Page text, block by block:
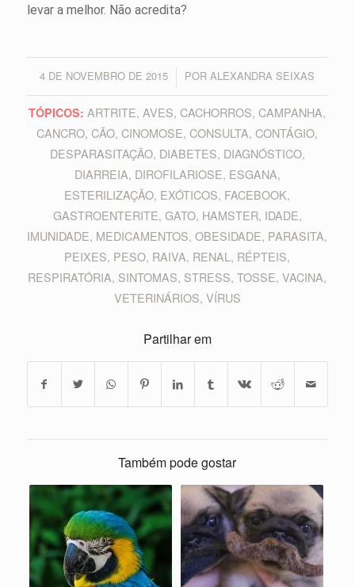
levar a melhor. Não acredita?
4 DE NOVEMBRO DE 2015
/ PORALEXANDRA SEIXAS
TÓPICOS: ARTRITE,AVES,CACHORROS,CAMPANHA,
CANCRO,CÃO,CINOMOSE,CONSULTA,CONTÁGIO,
DESPARASITAÇÃO, DIABETES, DIAGNÓSTICO,
DIARREIA, DIROFILARIOSE, ESGANA,
ESTERILIZAÇÃO, EXÓTICOS, FACEBOOK,
GASTROENTERITE, GATO, HAMSTER, IDADE,
IMUNIDADE, MEDICAMENTOS,OBESIDADE, PARASITA,
PEIXES, PESO, RAIVA, RENAL , RÉPTEIS,
RESPIRATÓRIA, SINTOMAS, STRESS,TOSSE,VACINA,
VETERINÁRIOS, VÍRUS
Partilhar em
Também pode gostar